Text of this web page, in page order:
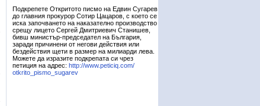
Подкрепете Откритото писмо на Едвин Сугарев
до главния прокурор Сотир Цацаров, с което се
иска започването на наказателно производство
срещу лицето Сергей Дмитриевич Станишев,
бивш министър-председател на България,
заради причинени от негови действия или
бездействия щети в размер на милиарди лева.
Можете да изразите подкрепата си чрез
петиция на адрес: http://www.peticiq.com/
otkrito_pismo_sugarev